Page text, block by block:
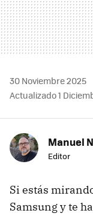
30 Noviembre 2025
Actualizado 1
Manuel
Editor
Si estás
Samsung y te